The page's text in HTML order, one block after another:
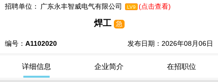
业
荐
招聘单位： 广东永丰智威电气有限公司 LV9 (点击查看)
焊工 急
编号： A1102020 发布日期：2026年08月06日
详细信息 企业简介 在招职位